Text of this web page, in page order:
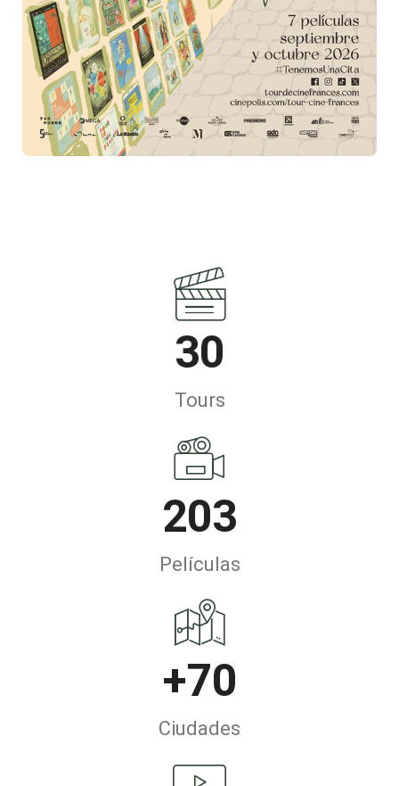
30
Tours
203
Películas
+70
Ciudades